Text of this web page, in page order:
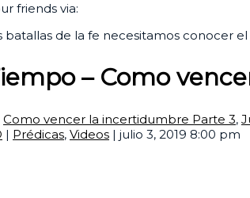
friends via:
batallas de la fe necesitamos conocer
– Como
Como vencer la incertidumbre Parte 3,
| Prédicas, Videos | julio 3, 2019 8:00 pm